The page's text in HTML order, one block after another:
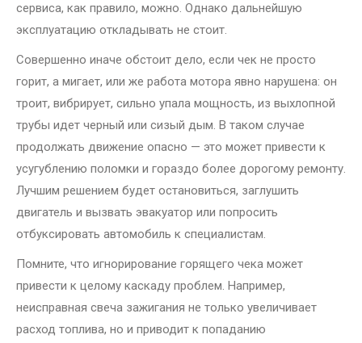
сервиса, как правило, можно. Однако дальнейшую
эксплуатацию откладывать не стоит.
Совершенно иначе обстоит дело, если чек не просто
горит, а мигает, или же работа мотора явно нарушена: он
троит, вибрирует, сильно упала мощность, из выхлопной
трубы идет черный или сизый дым. В таком случае
продолжать движение опасно — это может привести к
усугублению поломки и гораздо более дорогому ремонту.
Лучшим решением будет остановиться, заглушить
двигатель и вызвать эвакуатор или попросить
отбуксировать автомобиль к специалистам.
Помните, что игнорирование горящего чека может
привести к целому каскаду проблем. Например,
неисправная свеча зажигания не только увеличивает
расход топлива, но и приводит к попаданию